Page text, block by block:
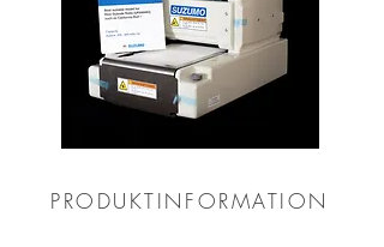
PRODUKTINFORMATION